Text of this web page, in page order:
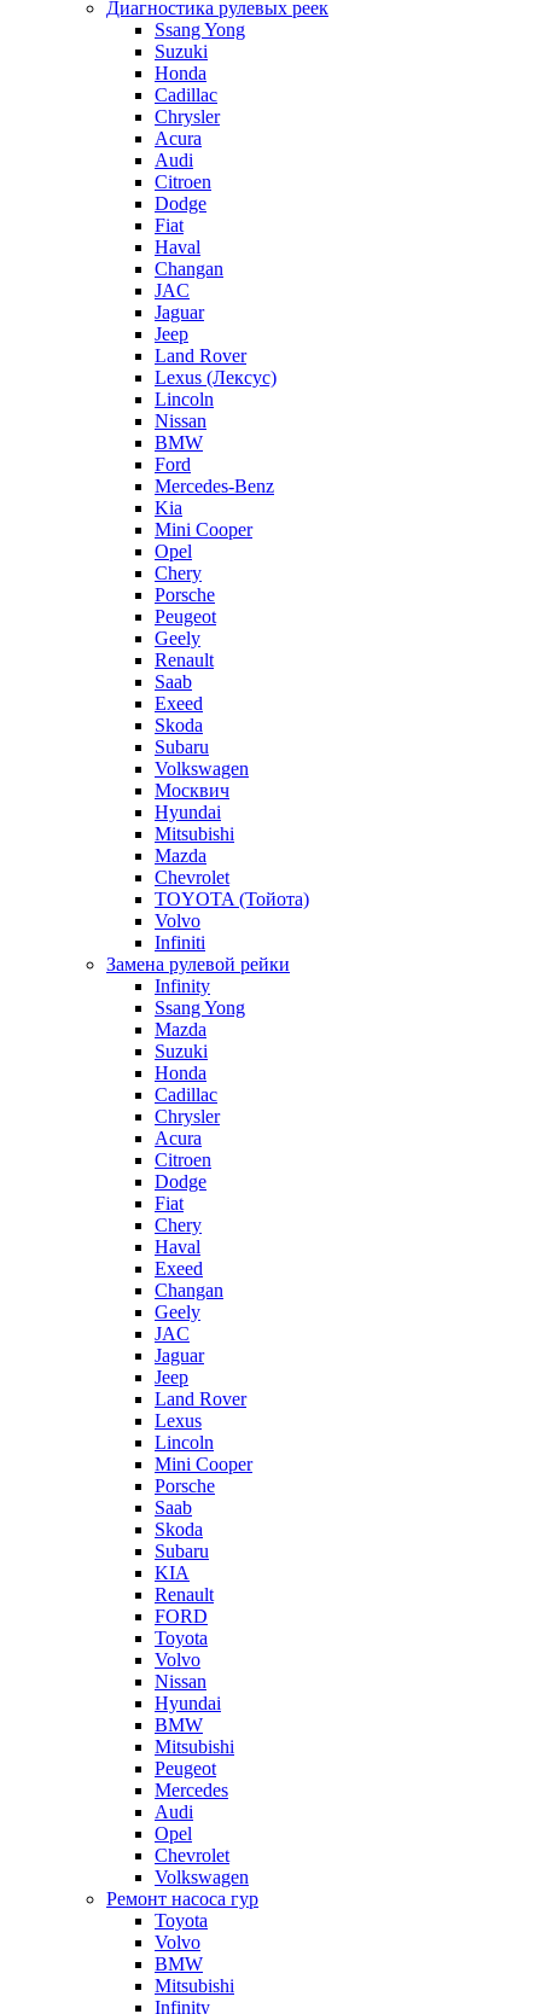
Диагностика рулевых реек
Ssang Yong
Suzuki
Honda
Cadillac
Chrysler
Acura
Audi
Citroen
Dodge
Fiat
Haval
Changan
JAC
Jaguar
Jeep
Land Rover
Lexus (Лексус)
Lincoln
Nissan
BMW
Ford
Mercedes-Benz
Kia
Mini Cooper
Opel
Chery
Porsche
Peugeot
Geely
Renault
Saab
Exeed
Skoda
Subaru
Volkswagen
Москвич
Hyundai
Mitsubishi
Mazda
Chevrolet
TOYOTA (Тойота)
Volvo
Infiniti
Замена рулевой рейки
Infinity
Ssang Yong
Mazda
Suzuki
Honda
Cadillac
Chrysler
Acura
Citroen
Dodge
Fiat
Chery
Haval
Exeed
Changan
Geely
JAC
Jaguar
Jeep
Land Rover
Lexus
Lincoln
Mini Cooper
Porsche
Saab
Skoda
Subaru
KIA
Renault
FORD
Toyota
Volvo
Nissan
Hyundai
BMW
Mitsubishi
Peugeot
Mercedes
Audi
Opel
Chevrolet
Volkswagen
Ремонт насоса гур
Toyota
Volvo
BMW
Mitsubishi
Infinity